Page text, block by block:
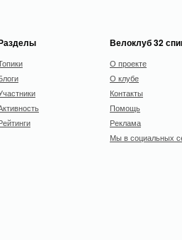
Велоклуб 32
О проекте
О клубе
Контакты
Помощь
Реклама
Мы в социальных